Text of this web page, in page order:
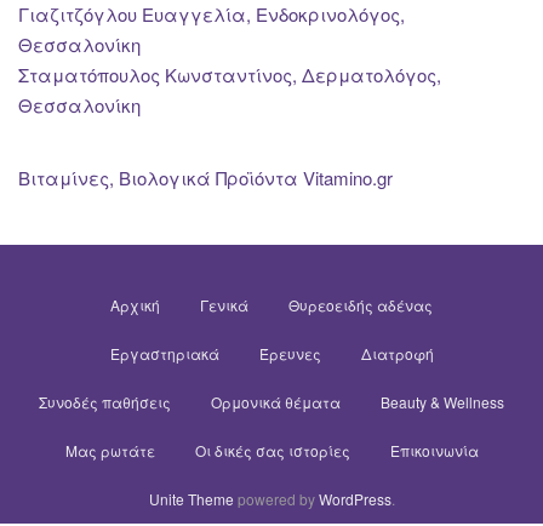
Γιαζιτζόγλου Ευαγγελία, Ενδοκρινολόγος,
Θεσσαλονίκη
Σταματόπουλος Κωνσταντίνος, Δερματολόγος,
Θεσσαλονίκη
Βιταμίνες, Βιολογικά Προϊόντα Vitamino.gr
Αρχική Γενικά Θυρεοειδής αδένας
Εργαστηριακά Έρευνες Διατροφή
Συνοδές παθήσεις Ορμονικά θέματα Beauty & Wellness
Μας ρωτάτε Οι δικές σας ιστορίες Επικοινωνία
Unite Theme powered byWordPress.